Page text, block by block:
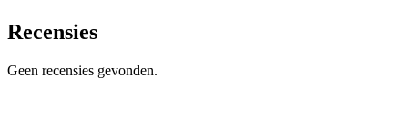
Recensies
Geen recensies gevonden.